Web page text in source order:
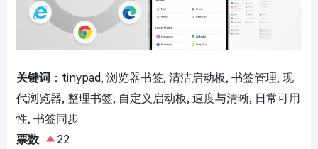
关键词 ：tinypad, 浏览器书签, 清洁启动板, 书签管理, 现
代浏览器, 整理书签, 自定义启动板, 速度与清晰, 日常可用
性, 书签同步
票数:
22